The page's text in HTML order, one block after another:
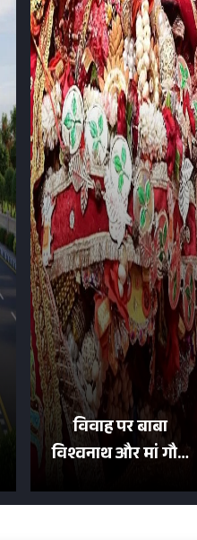
विवाह पर बाबा
विश्वनाथ और मां गौरा
न्योता, 500 भक्तों ने दिया